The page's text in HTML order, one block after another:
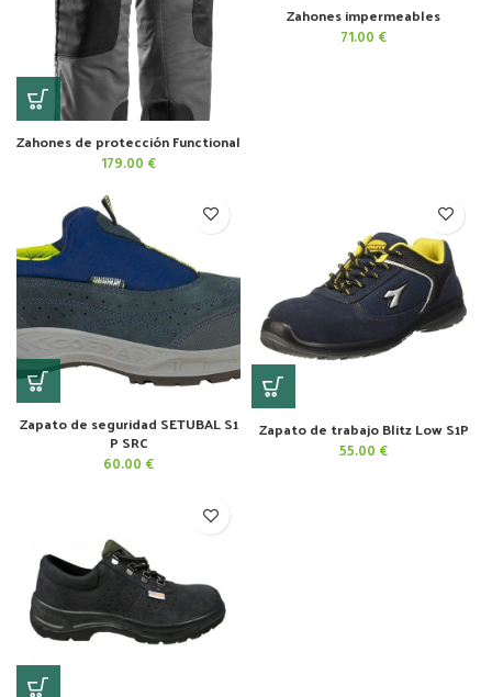
Zahones de protección Functional
179.00 €
Zahones impermeables
71.00 €
Zapato de seguridad SETUBAL S1
P SRC
60.00 €
Zapato de trabajo Blitz Low S1P
55.00 €